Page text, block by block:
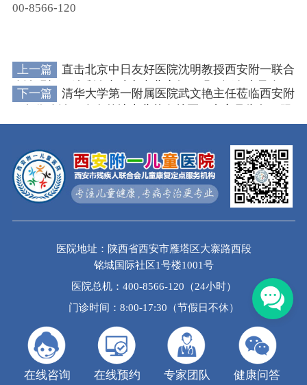
00-8566-120
上一篇
直击北京中日友好医院沈明教授西安附一联合
会诊现场，精准诊疗助力患儿康复，明日还有少量余
号，限时抢约!
下一篇
清华大学第一附属医院武文艳主任莅临西安附
时抢约……
医院地址：陕西省西安市雁塔区大寨路西段
铭城国际社区1号楼1001号
医院总机：400-8566-120（24小时）
门诊时间：8:00-17:30（节假日不休）
在线咨询 在线预约 专家团队 健康问答